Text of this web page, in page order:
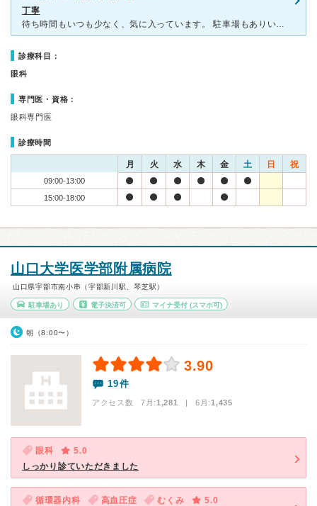
丁寧
待ち時間もいつも少なく、気に入っています。 駐車場もありいつも車で通院しています。 スタッフの方も親切で子供も一緒に通院していますが、嫌がることはありません。 先生も丁寧に説明して下さるので、分
診療科目：
眼科
専門医・資格：
眼科専門医
診療時間
月 火 水 木 金 土 日 祝
09:00-13:00
15:00-18:00
山口大学医学部附属病院
山口県宇部市南小串（宇部新川駅、琴芝駅）
駐車場あり 電子決済可 マイナ受付 (スマホ可)
朝（8:00〜）
3.90
19件
アクセス数 7月:1,281 | 6月:1,435
眼科
5.0
しっかり診ていただきました
循環器内科 高血圧症 むくみ
5.0